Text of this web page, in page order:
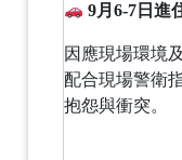
9月6-7日進
因應現場環境
配合現場警衛
抱怨與衝突。